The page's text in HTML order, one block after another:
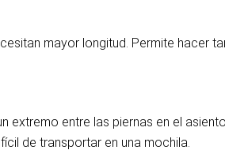
mayor longitud. Permite hacer
extremo entre las piernas en el
de transportar en una mochila.